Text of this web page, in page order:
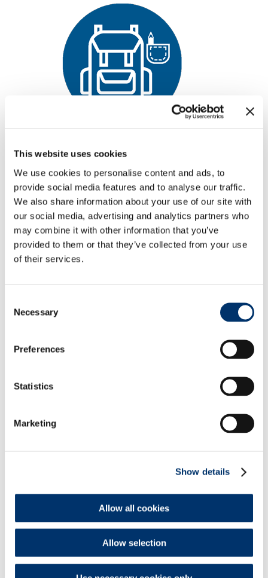
This website uses cookies
We use cookies to personalise content and ads, to
provide social media features and to analyse our traffic.
We also share information about your use of our site with
our social media, advertising and analytics partners who
may combine it with other information that you’ve
provided to them or that they’ve collected from your use
of their services.
Selection
Necessary
Preferences
Statistics
Marketing
Show details
Allow all cookies
Allow selection
praticitàin ogni situazione.
Può essere conservato
comodamente nella borsa, nel
marsupio, nello zaino o in tasca,
durante passeggiate a piedi o in
bicicletta, gite ed escursioni, in
vacanza, quando si pratica attività
sportiva.
La polvere umida aderisce alla
CONNETTIVINASILVER PLUS SPRAYè